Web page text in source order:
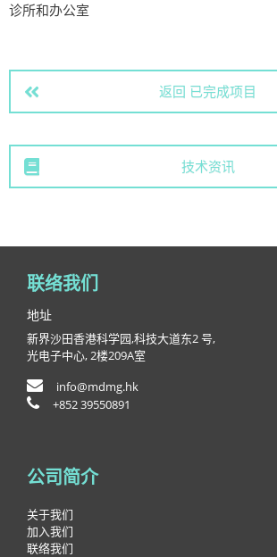
诊所和办公室
返回 已完成项目
技术资讯
联络我们
地址
新界沙田香港科学园,科技大道东2 号,
光电子中心, 2楼209A室
info@mdmg.hk
+852 39550891
公司简介
关于我们
加入我们
联络我们